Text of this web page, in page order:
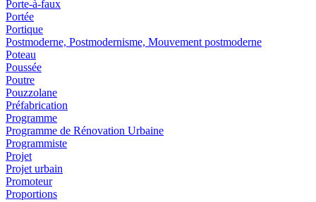
Porte-à-faux
Portée
Portique
Postmoderne, Postmodernisme, Mouvement postmoderne
Poteau
Poussée
Poutre
Pouzzolane
Préfabrication
Programme
Programme de Rénovation Urbaine
Programmiste
Projet
Projet urbain
Promoteur
Proportions